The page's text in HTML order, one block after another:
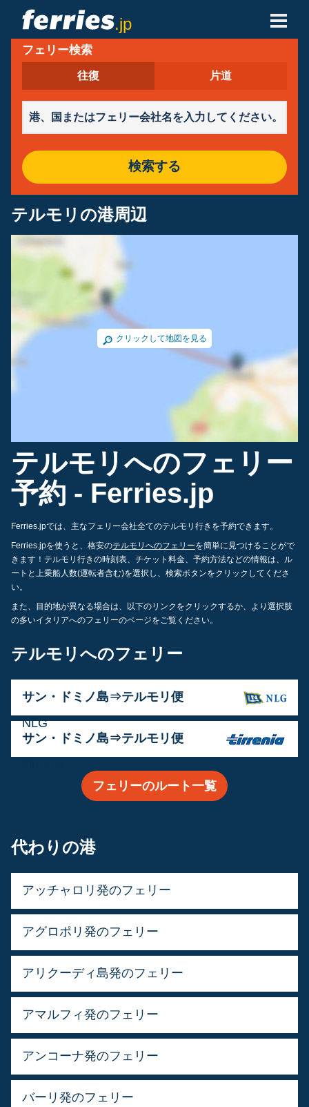
.jp
フェリー会社
フェリーの目的地
港
フェリー検索
往復 片道
検索する
テルモリの港周辺
クリックして地図を見る
テルモリへのフェリー
予約 - Ferries.jp
Ferries.jpでは、主なフェリー会社全てのテルモリ行きを予約できます。
Ferries.jpを使うと、格安のテルモリへのフェリーを簡単に見つけることがで
きます！テルモリ行きの時刻表、チケット料金、予約方法などの情報は、ル
ートと上乗船人数(運転者含む)を選択し、検索ボタンをクリックしてくださ
い。
また、目的地が異なる場合は、以下のリンクをクリックするか、より選択肢
の多いイタリアへのフェリーのページをご覧ください。
テルモリへのフェリー
サン・ドミノ島⇒テルモリ便
NLG
サン・ドミノ島⇒テルモリ便
フェリーのルート一覧
代わりの港
アッチャロリ発のフェリー
アグロポリ発のフェリー
アリクーディ島発のフェリー
アマルフィ発のフェリー
アンコーナ発のフェリー
バーリ発のフェリー